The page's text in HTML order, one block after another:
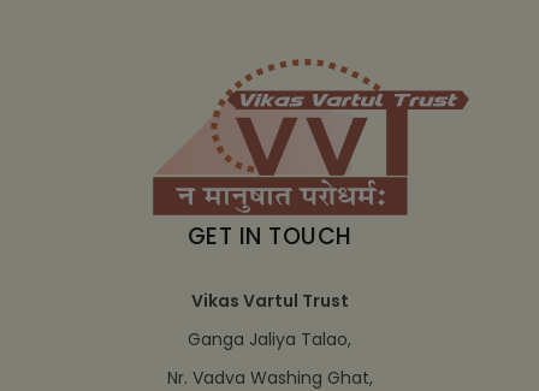
GET IN TOUCH
Vikas Vartul Trust
Ganga Jaliya Talao,
Nr. Vadva Washing Ghat,